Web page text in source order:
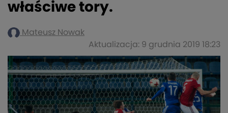
właściwe tory.
Mateusz Nowak
Aktualizacja: 9 grudnia 2019 18:23